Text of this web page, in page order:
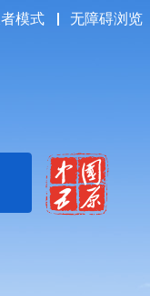
模式 无障碍浏览